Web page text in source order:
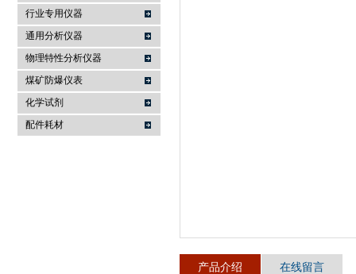
麦科仪（北京）科技有限公司
行业专用仪器
通用分析仪器
物理特性分析仪器
煤矿防爆仪表
化学试剂
配件耗材
产品介绍 在线留言